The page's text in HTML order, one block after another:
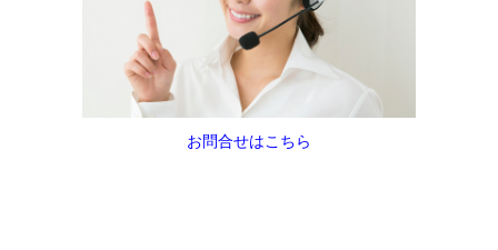
お問合せはこちら